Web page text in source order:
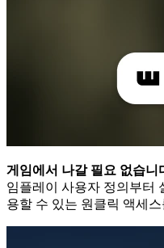
게임에서 나갈 필요 없습니
임플레이 사용자 정의부터
용할 수 있는 원클릭 액세